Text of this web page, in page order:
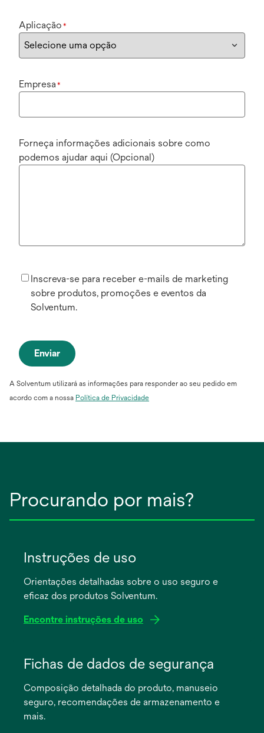
Aplicação *
Empresa *
Forneça informações adicionais sobre como
podemos ajudar aqui (Opcional)
Inscreva-se para receber e-mails de marketing
sobre produtos, promoções e eventos da
Solventum.
Enviar
A Solventum utilizará as informações para responder ao seu pedido em
acordo com a nossa Política de Privacidade
Procurando por mais?
Instruções de uso
Orientações detalhadas sobre o uso seguro e
eficaz dos produtos Solventum.
Encontre instruções de uso
nova
guia
Fichas de dados de segurança
Composição detalhada do produto, manuseio
seguro, recomendações de armazenamento e
mais.